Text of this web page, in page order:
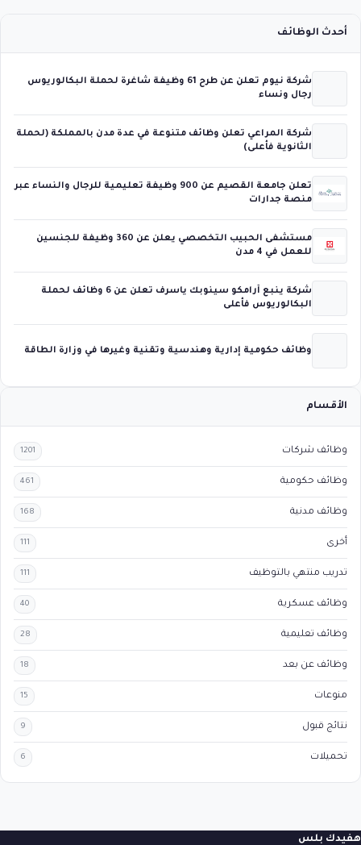
أحدث الوظائف
شركة نيوم تعلن عن طرح 61 وظيفة شاغرة لحملة البكالوريوس
رجال ونساء
شركة المراعي تعلن وظائف متنوعة في عدة مدن بالمملكة (لحملة
الثانوية فأعلى)
تعلن جامعة القصيم عن 900 وظيفة تعليمية للرجال والنساء عبر
منصة جدارات
مستشفى الحبيب التخصصي يعلن عن 360 وظيفة للجنسين
للعمل في 4 مدن
شركة ينبع أرامكو سينوبك ياسرف تعلن عن 6 وظائف لحملة
البكالوريوس فأعلى
وظائف حكومية إدارية وهندسية وتقنية وغيرها في وزارة الطاقة
الأقسام
وظائف شركات 1201
وظائف حكومية 461
وظائف مدنية 168
أخرى 111
تدريب منتهي بالتوظيف 111
وظائف عسكرية 40
وظائف تعليمية 28
وظائف عن بعد 18
منوعات 15
نتائج قبول 9
تحميلات 6
هفيدك بلس